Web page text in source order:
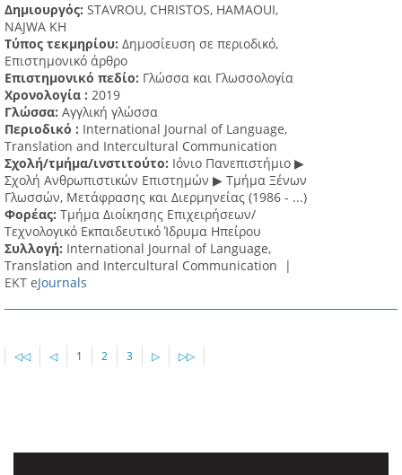
Δημιουργός: STAVROU, CHRISTOS, HAMAOUI,
NAJWA KH
Τύπος τεκμηρίου: Δημοσίευση σε περιοδικό,
Επιστημονικό άρθρο
Επιστημονικό πεδίο: Γλώσσα και Γλωσσολογία
Χρονολογία : 2019
Γλώσσα: Αγγλική γλώσσα
Περιοδικό : International Journal of Language,
Translation and Intercultural Communication
Σχολή/τμήμα/ινστιτούτο: Ιόνιο Πανεπιστήμιο ▶
Σχολή Ανθρωπιστικών Επιστημών ▶ Tμήμα Ξένων
Γλωσσών, Mετάφρασης και Διερμηνείας (1986 - ...)
Φορέας: Τμήμα Διοίκησης Επιχειρήσεων/
Τεχνολογικό Εκπαιδευτικό Ίδρυμα Ηπείρου
Συλλογή: International Journal of Language,
Translation and Intercultural Communication |
ΕΚΤ eJournals
◁◁ ◁ 1 2 3 ▷ ▷▷